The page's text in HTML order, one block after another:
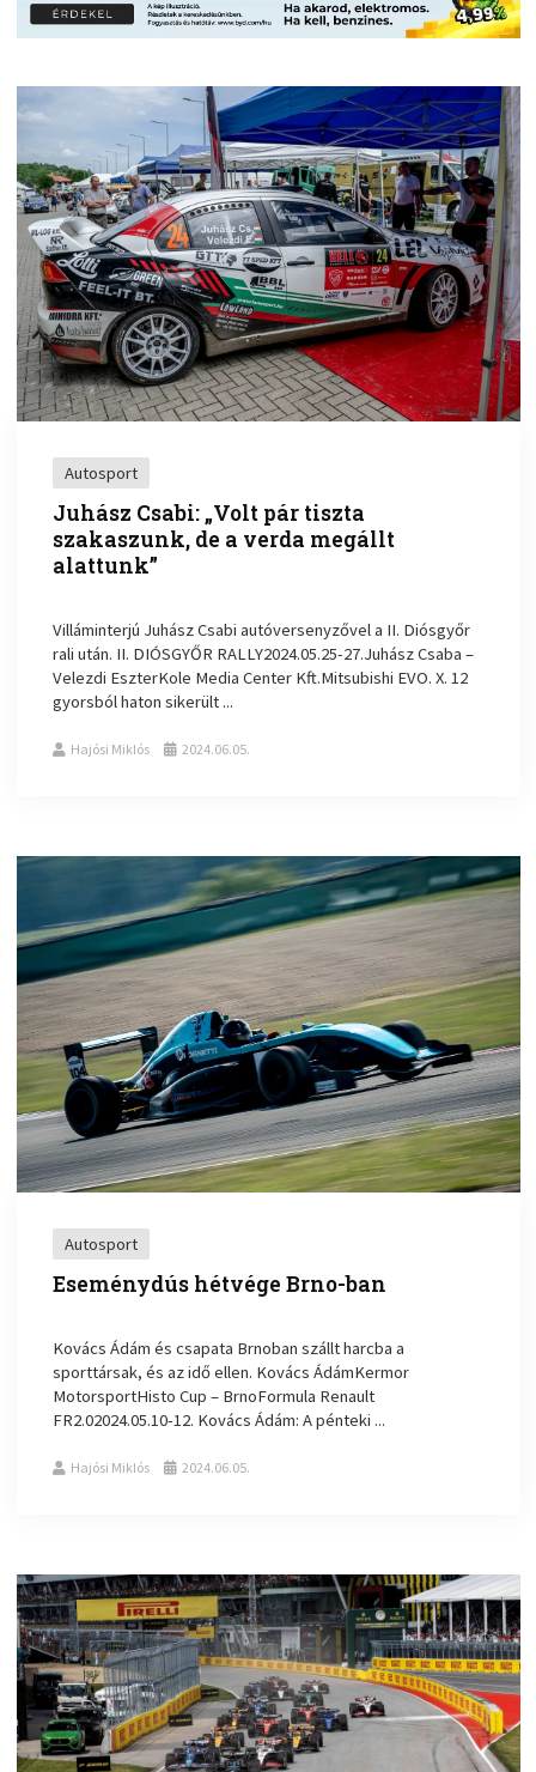
Autosport
Juhász Csabi: „Volt pár tiszta
szakaszunk, de a verda megállt
alattunk”
Villáminterjú Juhász Csabi autóversenyzővel a II. Diósgyőr
rali után. II. DIÓSGYŐR RALLY2024.05.25-27.Juhász Csaba –
Velezdi EszterKole Media Center Kft.Mitsubishi EVO. X. 12
gyorsból haton sikerült ...
Hajósi Miklós 2024.06.05.
Autosport
Eseménydús hétvége Brno-ban
Kovács Ádám és csapata Brnoban szállt harcba a
sporttársak, és az idő ellen. Kovács ÁdámKermor
MotorsportHisto Cup – BrnoFormula Renault
FR2.02024.05.10-12. Kovács Ádám: A pénteki ...
Hajósi Miklós 2024.06.05.